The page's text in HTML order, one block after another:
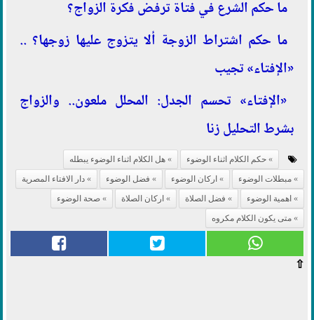
ما حكم الشرع في فتاة ترفض فكرة الزواج؟
ما حكم اشتراط الزوجة ألا يتزوج عليها زوجها؟ ..
«الإفتاء» تجيب
«الإفتاء» تحسم الجدل: المحلل ملعون.. والزواج
بشرط التحليل زنا
حكم الكلام اثناء الوضوء
هل الكلام اثناء الوضوء يبطله
مبطلات الوضوء
اركان الوضوء فضل الوضوء
دار الافتاء المصرية
اهمية الوضوء
فضل الصلاة اركان الصلاة
صحة الوضوء
متى يكون الكلام مكروه
⇧